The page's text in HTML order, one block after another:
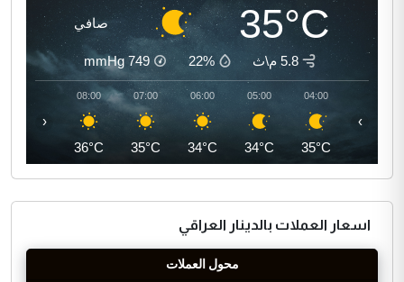
35°C صافي
5.8 م\ث 22%
749
mmHg
04:00
35°C
05:00
34°C
06:00
34°C
07:00
35°C
08:00
36°C
‹ ›
اسعار العملات بالدينار العراقي